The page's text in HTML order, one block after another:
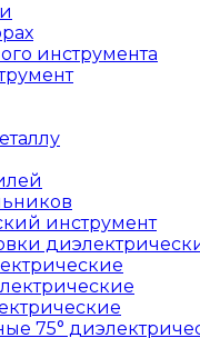
инструмента
инструмент
75°